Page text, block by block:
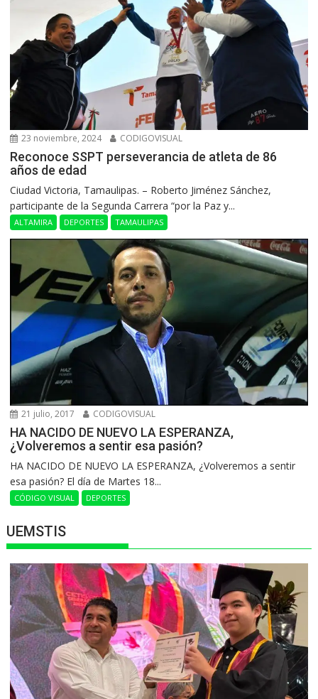
23 noviembre, 2024 CODIGOVISUAL
Reconoce SSPT perseverancia de atleta de 86
años de edad
Ciudad Victoria, Tamaulipas. – Roberto Jiménez Sánchez,
participante de la Segunda Carrera “por la Paz y...
ALTAMIRA DEPORTES TAMAULIPAS
21 julio, 2017 CODIGOVISUAL
HA NACIDO DE NUEVO LA ESPERANZA,
¿Volveremos a sentir esa pasión?
HA NACIDO DE NUEVO LA ESPERANZA, ¿Volveremos a sentir
esa pasión? El día de Martes 18...
CÓDIGO VISUAL DEPORTES
UEMSTIS